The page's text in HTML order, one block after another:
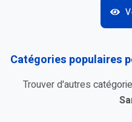
Catégories populaires
Trouver d'autres